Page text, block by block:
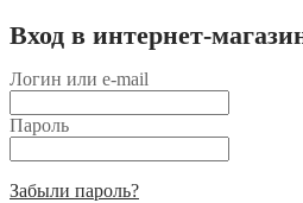
Вход в интернет-
Логин или e-mail
Пароль
Забыли пароль?